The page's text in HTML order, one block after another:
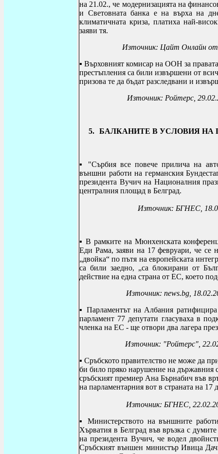
на 21.02., че модернизацията на
и Световната банка е на върха на
климатичната криза, платиха най-
заяви тя.
Източник: Цайт Онлайн от 22
▪ Върховният комисар на ООН за
престъпления са били извършени от
призова те да бъдат разследвани и
Източник: Ройтерс,
5. БАЛКАНИТЕ В УСЛОВИЯ НА
▪ "Сърбия все повече прилича на
външни работи на германския
президента Вучич на Националния
централния площад в Белград.
Източник: БГНЕС,
▪В рамките на Мюнхенската
Еди Рама, заяви на 17 февруари, че се
„двойка“ по пътя на европейската
са били заедно, „са блокирани от
действие на една страна от ЕС, което
Източник: news.bg,
▪ Парламентът на Албания
парламент 77 депутати гласуваха в
членка на ЕС - ще отвори два лагера
Източник: "Ройтерс",
▪ Сръбското правителство не може да
би било пряко нарушение на държавния
сръбският премиер Ана Бърнабич във
на парламентарния вот в страната на 17
Източник: БГНЕС,
▪Министерството на външните
Хърватия в Белград във връзка с
на президента Вучич, че водел
Сръбският външен министър Ивица